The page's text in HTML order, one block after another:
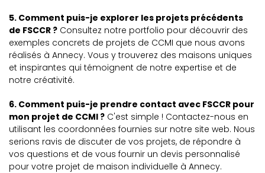
5. Comment puis-je explorer les projets précédents
de FSCCR ? Consultez notre portfolio pour découvrir des
exemples concrets de projets de CCMI que nous avons
réalisés à Annecy. Vous y trouverez des maisons uniques
et inspirantes qui témoignent de notre expertise et de
notre créativité.
6. Comment puis-je prendre contact avec FSCCR pour
mon projet de CCMI ? C'est simple ! Contactez-nous en
utilisant les coordonnées fournies sur notre site web. Nous
serions ravis de discuter de vos projets, de répondre à
vos questions et de vous fournir un devis personnalisé
pour votre projet de maison individuelle à Annecy.